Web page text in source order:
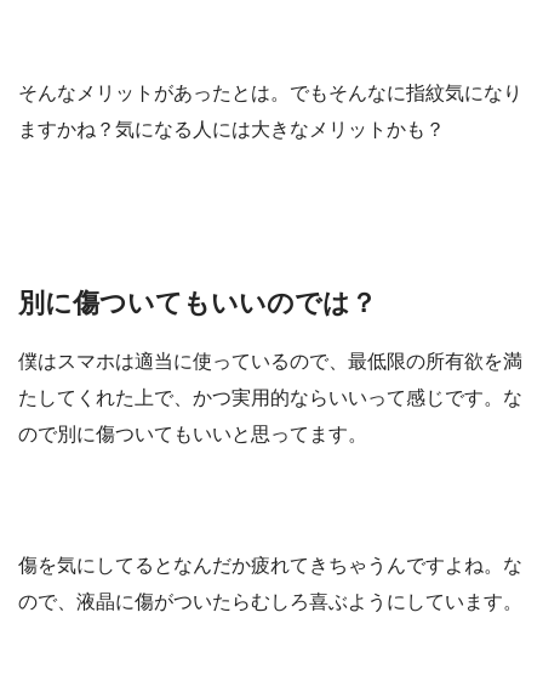
そんなメリットがあったとは。でもそんなに指紋気になり
ますかね？気になる人には大きなメリットかも？
別に傷ついてもいいのでは？
僕はスマホは適当に使っているので、最低限の所有欲を満
たしてくれた上で、かつ実用的ならいいって感じです。な
ので別に傷ついてもいいと思ってます。
傷を気にしてるとなんだか疲れてきちゃうんですよね。な
ので、液晶に傷がついたらむしろ喜ぶようにしています。